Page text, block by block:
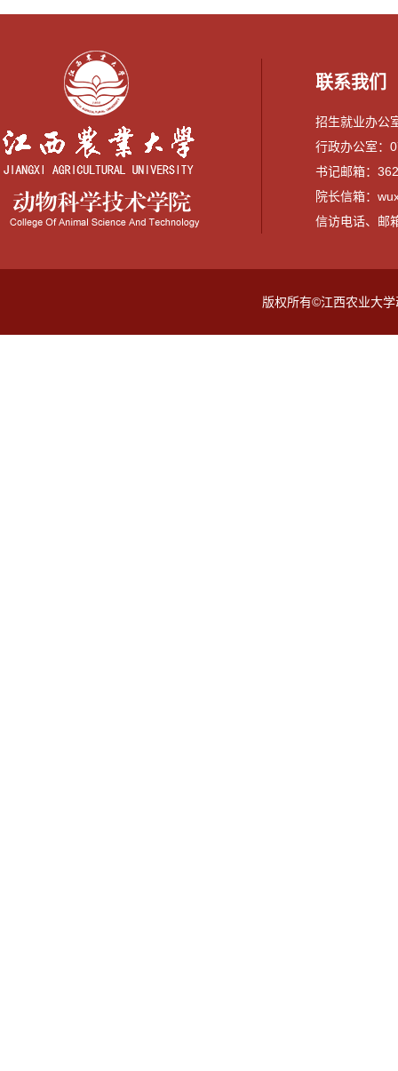
联系我们
招生就业办公
行政办公室：
书记邮箱：
院长信箱：
信访电话、邮
版权所有©江西农业大